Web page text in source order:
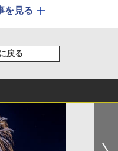
を見る
戻る